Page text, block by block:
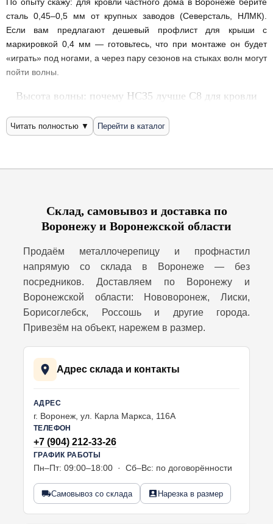
По опыту скажу: для кровли частного дома в Воронеже берите
сталь 0,45–0,5 мм от крупных заводов (Северсталь, НЛМК).
Если вам предлагают дешевый профлист для крыши с
маркировкой 0,4 мм — готовьтесь, что при монтаже он будет
«играть» под ногами, а через пару сезонов на стыках волн могут
пойти волны.
Высота волны: почему НС35 лучше С8 для кровли
Воронеж — ветреный регион. И если для забора или фасада
можно взять профнастил С8, то на крышу его ставить я бы не
появляются протечки.
Сток воды:
Нужна высота трапеции минимум 20 мм, а
лучше 35 мм или 44 мм (НС35, Н57). Чем выше волна, тем
спокойнее вода уходит с кровли. На пологих скатах это
Герметичность:
Низкий профиль может «подсасывать»
воду в капиллярные канавки, если они плохо обжаты.
Тип покрытия: матовый или глянец, полиэстер или
пурал
в Воронеже всегда в топе), сколько на назначение. Есть
моменты, о которых умалчивают менеджеры:
будете монтировать сами и неаккуратно таскать листы,
оцинковка на сгибах быстро начнет цвести. Хорош для дачи или
хозпостройки, где цена первична.
Матовый полиэстер (PEM):
меньше бликует. На солнце в Воронеже выглядит солиднее
Пурал (PUR, Pural):Для жилого дома советую именно его. Он
толще, устойчив к механическим повреждениям и
Читать полностью ▼ Перейти в каталог
Склад, самовывоз и доставка по
Воронежу и Воронежской области
Продаём металлочерепицу и профнастил
напрямую со склада в Воронеже — без
посредников. Доставляем по Воронежу и
Воронежской области: Нововоронеж, Лиски,
Борисоглебск, Россошь и другие города.
Привезём на объект, нарежем в размер.
Адрес склада и контакты
АДРЕС
г. Воронеж, ул. Карла Маркса, 116А
ТЕЛЕФОН
+7 (904) 212-33-26
ГРАФИК РАБОТЫ
Пн–Пт: 09:00–18:00 · Сб–Вс: по договорённости
Самовывоз со склада Нарезка в размер